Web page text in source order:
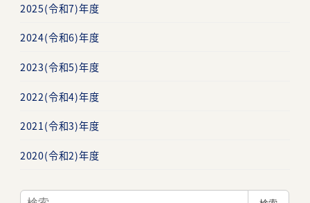
2025(令和7)年度
2024(令和6)年度
2023(令和5)年度
2022(令和4)年度
2021(令和3)年度
2020(令和2)年度
検